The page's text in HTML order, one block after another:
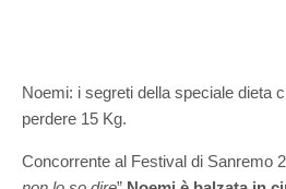
Noemi: i segreti della speciale dieta
perdere 15 Kg.
Concorrente al Festival di Sanremo